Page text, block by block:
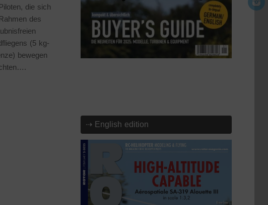
die sich
des
(5 kg-
bewegen
⇢ English edition